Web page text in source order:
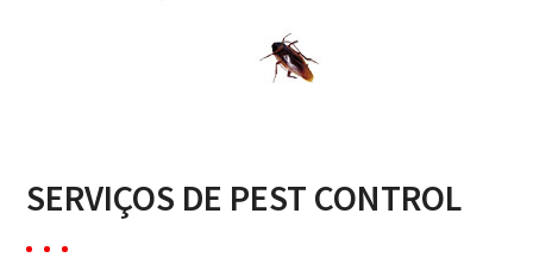
SERVIÇOS DE PEST CONTROL